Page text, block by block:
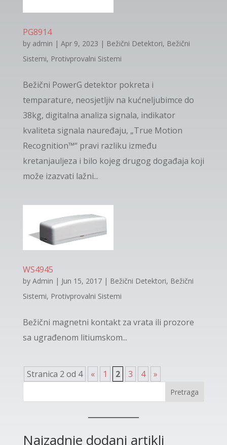
PG8914
by admin | Apr 9, 2023 | Bežični Detektori, Bežični
Sistemi, Protivprovalni Sistemi
Bežični PowerG detektor pokreta i
temparature, neosjetljiv na kućneljubimce do
38kg, digitalna analiza signala, indikator
kvaliteta signala nauređaju, „True Motion
Recognition™“ pravi razliku između
kretanjauljeza i bilo kojeg drugog događaja koji
može izazvati lažni...
WS4945
by Admin | Jun 15, 2017| Bežični Detektori, Bežični
Sistemi, Protivprovalni Sistemi
Bežični magnetni kontakt za vrata ili prozore
sa ugrađenom litiumskom...
Stranica 2 od 4 « 1 2 3 4 »
Pretraga
Najzadnje dodani artikli